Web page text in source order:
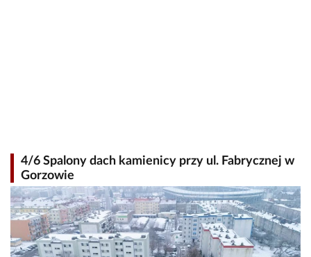
4/6 Spalony dach kamienicy przy ul. Fabrycznej w
Gorzowie